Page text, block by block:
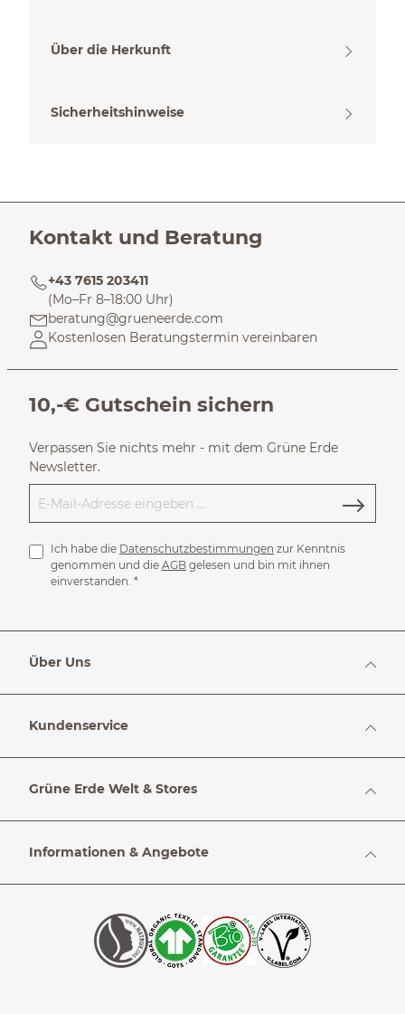
Über die Herkunft
Sicherheitshinweise
Kontakt und Beratung
+43 7615 203411
(Mo–Fr 8–18:00 Uhr)
beratung@grueneerde.com
Kostenlosen Beratungstermin vereinbaren
10,-€ Gutschein sichern
Verpassen Sie nichts mehr - mit dem Grüne Erde
Newsletter.
Ich habe die Datenschutzbestimmungen zur Kenntnis
genommen und die AGB gelesen und bin mit ihnen
einverstanden. *
Über Uns
Kundenservice
Grüne Erde Welt & Stores
Informationen & Angebote